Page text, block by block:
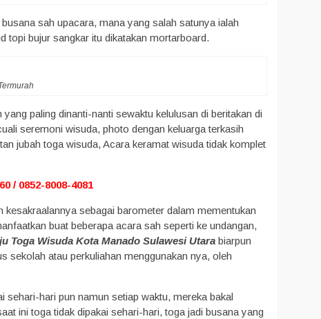
sah upacara, mana yang salah satunya ialah
topi bujur sangkar itu dikatakan mortarboard.
paling dinanti-nanti sewaktu kelulusan di beritakan di
seremoni wisuda, photo dengan keluarga terkasih
jubah toga wisuda, Acara keramat wisuda tidak komplet
/ 0852-8008-4081
sebagai barometer dalam mementukan
buat beberapa acara sah seperti ke undangan,
Toga Wisuda Kota Manado Sulawesi Utara biarpun
sekolah atau perkuliahan menggunakan nya, oleh
sehari-hari pun namun setiap waktu, mereka bakal
ini toga tidak dipakai sehari-hari, toga jadi busana yang